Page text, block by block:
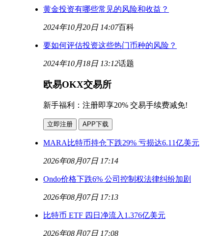
黄金投资有哪些常见的风险和收益？
2024年10月20日 14:07百科
要如何评估投资这些热门币种的风险？
2024年10月18日 13:12话题
欧易OKX交易所
新手福利： 注册即享20% 交易手续费减免!
立即注册 APP下载
MARA比特币持仓下跌29% 亏损达6.11亿美元
2026年08月07日 17:14
Ondo价格下跌6% 公司控制权法律纠纷加剧
2026年08月07日 17:13
比特币 ETF 四日净流入1.376亿美元
2026年08月07日 17:08